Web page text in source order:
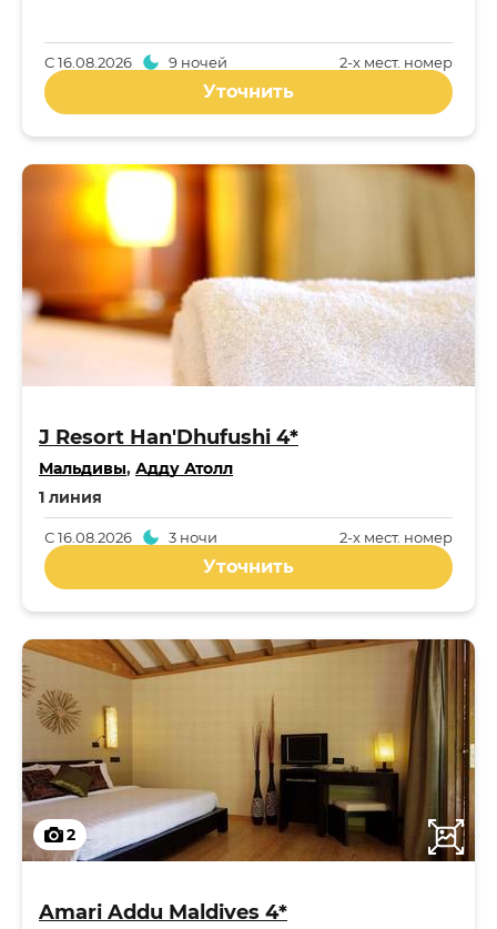
2-x мест. номер
С16.08.2026 9 ночей
Уточнить
J Resort Han'Dhufushi 4*
Мальдивы, Адду Атолл
1 линия
2-x мест. номер
С16.08.2026 3 ночи
Уточнить
2
Amari Addu Maldives 4*